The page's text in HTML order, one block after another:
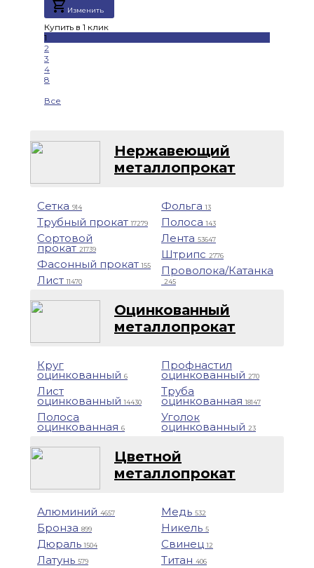
Изменить
Купить в 1 клик
1
2
3
4
8
Все
Нержавеющий
металлопрокат
Сетка 914
Трубный прокат17279
Сортовой
прокат 21739
Фасонный прокат155
Лист11470
Фольга13
Полоса143
Лента 53647
Штрипс 2776
Проволока/Катанка
245
Оцинкованный
металлопрокат
Круг
оцинкованный 6
Лист
оцинкованный14430
Полоса
оцинкованная 6
Профнастил
оцинкованный 270
Труба
оцинкованная18147
Уголок
оцинкованный 23
Цветной
металлопрокат
Алюминий 4657
Бронза 899
Дюраль1504
Латунь 579
Медь 532
Никель 5
Свинец12
Титан 406